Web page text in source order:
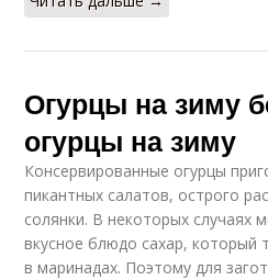
Огурцы на зиму
огурцы на зиму
Консервированные огурцы
пикантных салатов, острого
солянки. В некоторых случаях
вкусное блюдо сахар, который
в маринадах. Поэтому для